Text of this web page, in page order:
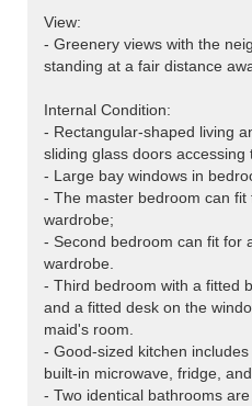
View:
- Greenery views with the
standing at a fair distance
Internal Condition:
- Rectangular-shaped living
sliding glass doors accessing
- Large bay windows in
- The master bedroom can
wardrobe;
- Second bedroom can fit for
wardrobe.
- Third bedroom with a fitted
and a fitted desk on the
maid's room.
- Good-sized kitchen
built-in microwave, fridge,
- Two identical bathrooms